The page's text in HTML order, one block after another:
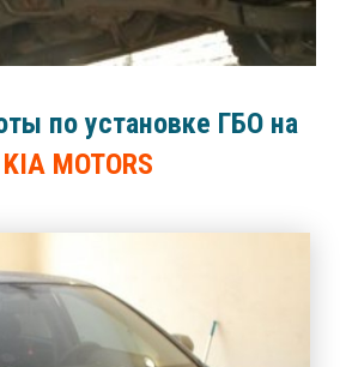
по установке ГБО на
KIA MOTORS